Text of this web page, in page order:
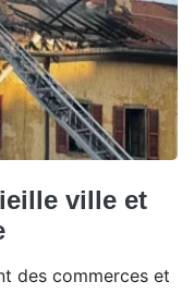
ville et
des commerces et